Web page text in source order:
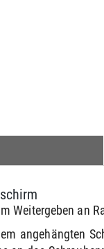
Weitergeben an
angehängten